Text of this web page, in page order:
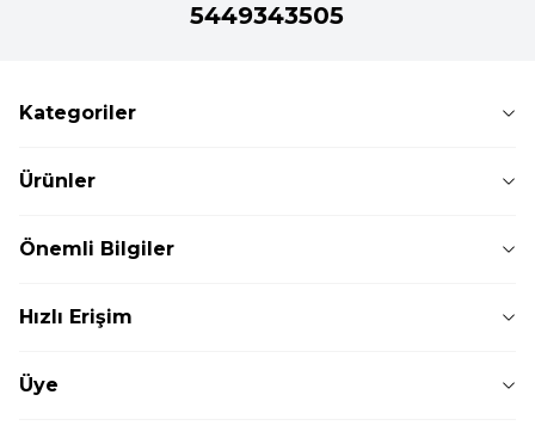
5449343505
Kategoriler
Ürünler
Önemli Bilgiler
Hızlı Erişim
Üye